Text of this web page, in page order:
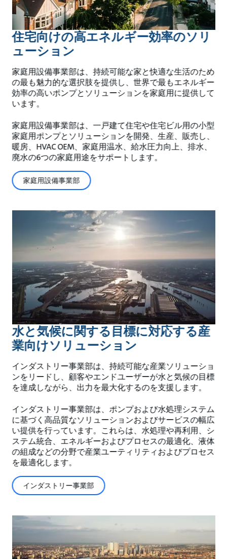
住宅向けの高エネルギー効率のソリ
ューション
家庭用設備事業部は、持続可能な家と快適な生活のため
の最も魅力的な選択肢を提供し、世界で最もエネルギー
効率の高いポンプとソリューションを家庭用に提供して
います。
家庭用設備事業部は、一戸建て住宅や住宅ビル用の小型
家庭用ポンプとソリューションを開発、生産、販売し、
暖房、HVAC OEM、家庭用温水、給水圧力向上、排水、
廃水の6つの家庭用途をサポートします。
家庭用設備事業部
水と気候に関する目標に対応する産
業向けソリューション
インダストリー事業部は、持続可能な産業ソリューショ
ンをリードし、顧客やエンドユーザーが水と気候の目標
を達成しながら、出力を最大化するのを支援します。
インダストリー事業部は、ポンプおよび水処理システム
に基づく高品質なソリューションおよびサービスの幅広
い提供を行っています。これらは、水処理や再利用、シ
ステム統合、エネルギーおよびプロセスの最適化、液体
の組成などの分野で産業ユーティリティおよびプロセス
を最適化します。
インダストリー事業部